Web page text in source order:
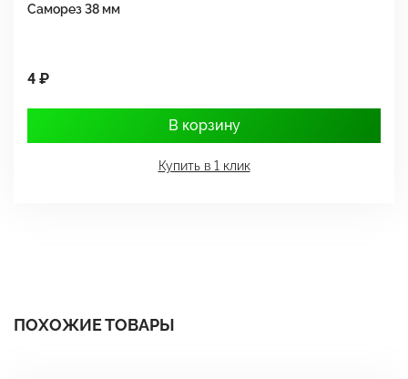
Саморез 38 мм
4 ₽
В корзину
Купить в 1 клик
ПОХОЖИЕ ТОВАРЫ